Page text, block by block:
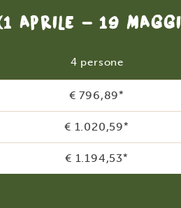
APRILE - 19
4 persone
€ 796,89*
€ 1.020,59*
€ 1.194,53*